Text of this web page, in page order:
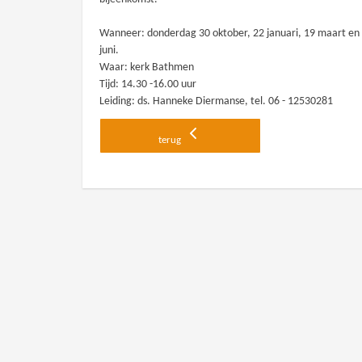
Wanneer: donderdag 30 oktober, 22 januari, 19 maart en
juni.
Waar: kerk Bathmen
Tijd: 14.30 -16.00 uur
Leiding: ds. Hanneke Diermanse, tel. 06 - 12530281
terug